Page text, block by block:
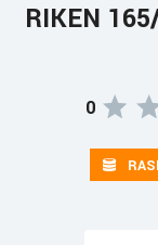
RIKEN
0